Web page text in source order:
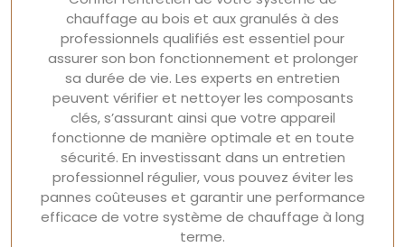
chauffage au bois et aux granulés à des
professionnels qualifiés est essentiel pour
assurer son bon fonctionnement et prolonger
sa durée de vie. Les experts en entretien
peuvent vérifier et nettoyer les composants
clés, s’assurant ainsi que votre appareil
fonctionne de manière optimale et en toute
sécurité. En investissant dans un entretien
professionnel régulier, vous pouvez éviter les
pannes coûteuses et garantir une performance
efficace de votre système de chauffage à long
terme.